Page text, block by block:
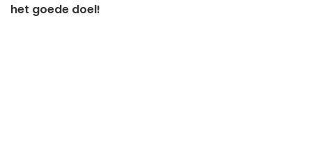
het goede doel!